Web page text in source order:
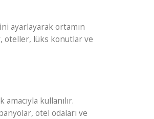
ayarlayarak ortamın
oteller, lüks konutlar ve
kullanılır.
otel odaları ve